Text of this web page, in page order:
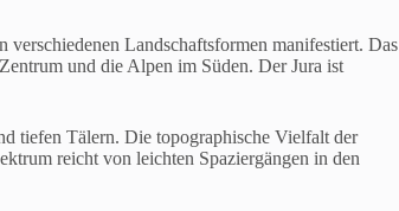
Landschaftsformen manifestiert. Das
und die Alpen im Süden. Der Jura ist
tiefen Tälern. Die topographische Vielfalt der
reicht von leichten Spaziergängen in den